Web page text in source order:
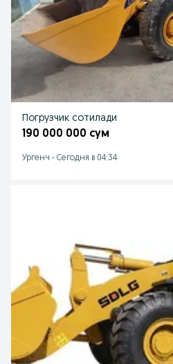
Погрузчик сотилади
190 000 000 сум
Ургенч - Сегодня в 04:34